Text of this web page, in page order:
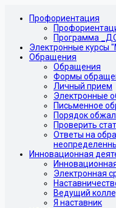
Профориентация
Программа
Электронные курсы
Обращения
Обращения
Формы
Личный прием
Электронные
Письменное
Порядок
Проверить
Ответы на
Инновационная
Электронная
Ведущий
Я наставник